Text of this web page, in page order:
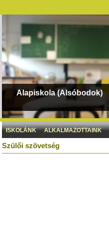
Alapiskola (Alsóbodok)
ISKOLÁNK ALKALMAZOTTAINK
Szülői szövetség